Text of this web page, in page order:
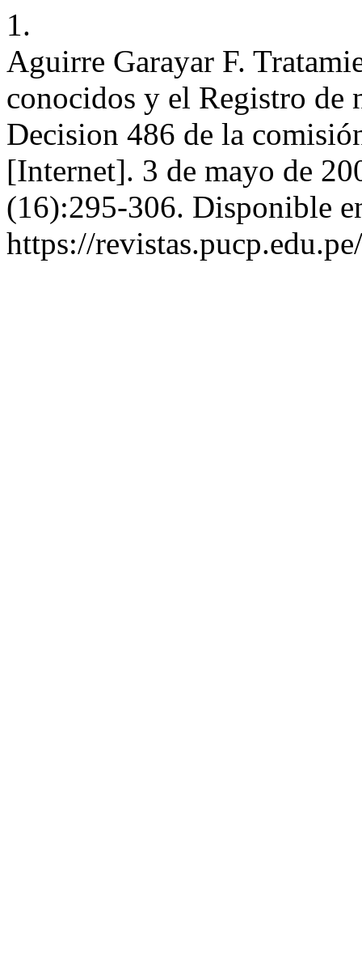
1.
Aguirre Garayar F.
conocidos y el Registro de
Decision 486 de la
[Internet]. 3 de mayo de
(16):295-306. Disponible
https://